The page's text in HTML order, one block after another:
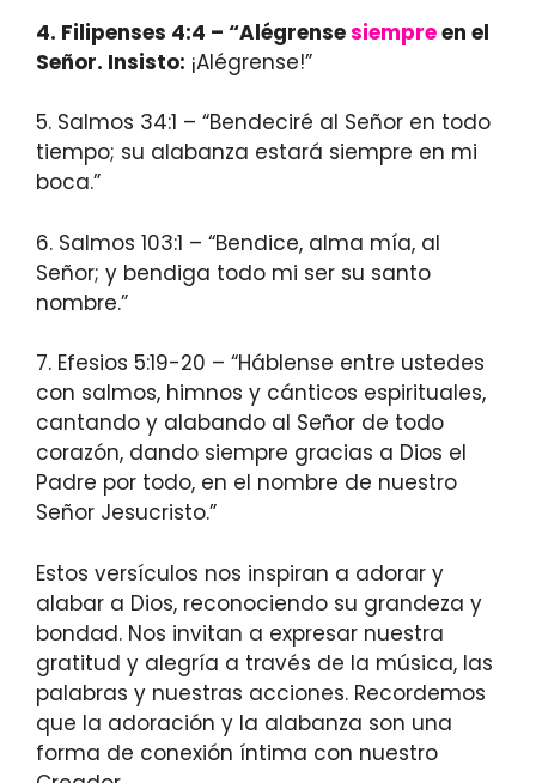
4. Filipenses 4:4 – “Alégrensesiempreen el
Señor. Insisto: ¡Alégrense!”
5. Salmos 34:1 – “Bendeciré al Señor en todo
tiempo; su alabanza estará siempre en mi
boca.”
6. Salmos 103:1 – “Bendice, alma mía, al
Señor; y bendiga todo mi ser su santo
nombre.”
7. Efesios 5:19-20 – “Háblense entre ustedes
con salmos, himnos y cánticos espirituales,
cantando y alabando al Señor de todo
corazón, dando siempre gracias a Dios el
Padre por todo, en el nombre de nuestro
Señor Jesucristo.”
Estos versículos nos inspiran a adorar y
alabar a Dios, reconociendo su grandeza y
bondad. Nos invitan a expresar nuestra
gratitud y alegría a través de la música, las
palabras y nuestras acciones. Recordemos
que la adoración y la alabanza son una
forma de conexión íntima con nuestro